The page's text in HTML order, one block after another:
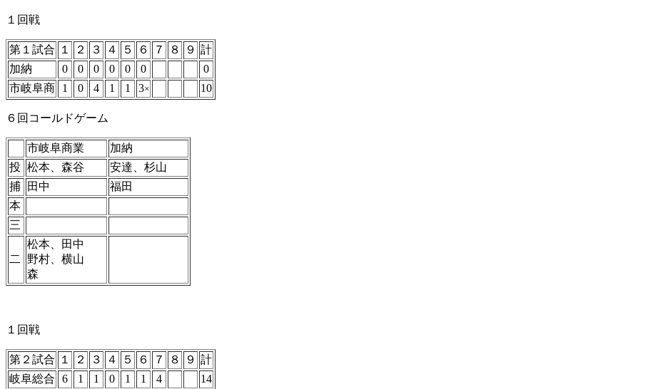
１回戦
第１試合 １ ２ ３ ４ ５ ６ ７ ８ ９ 計
加納
0 0 0 0 0 0
0
市岐阜商
1 0 4 1 1 3× 10
６回コールドゲーム
市岐阜商業
加納
投 松本、森谷
安達、杉山
捕
田中
福田
本
三
二
松本、田中
野村、横山
森
１回戦
第２試合 １ ２ ３ ４ ５ ６ ７ ８ ９ 計
岐阜総合
6 1 1 0 1 1 4
14